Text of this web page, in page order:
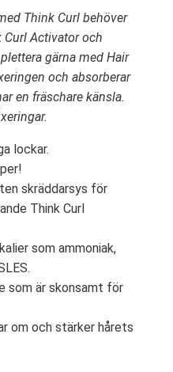
Think Curl behöver
Curl Activator och
gärna med Hair
och absorberar
en fräschare känsla.
lockar.
skräddarsys för
Think Curl
som ammoniak,
som är skonsamt för
om och stärker hårets